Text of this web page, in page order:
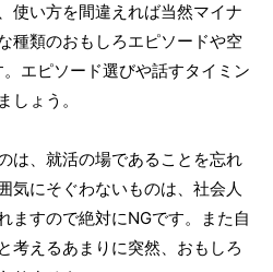
使い方を間違えれば当然マイナ
種類のおもしろエピソードや空
エピソード選びや話すタイミン
しょう。
は、就活の場であることを忘れ
気にそぐわないものは、社会人
ますので絶対にNGです。また自
考えるあまりに突然、おもしろ